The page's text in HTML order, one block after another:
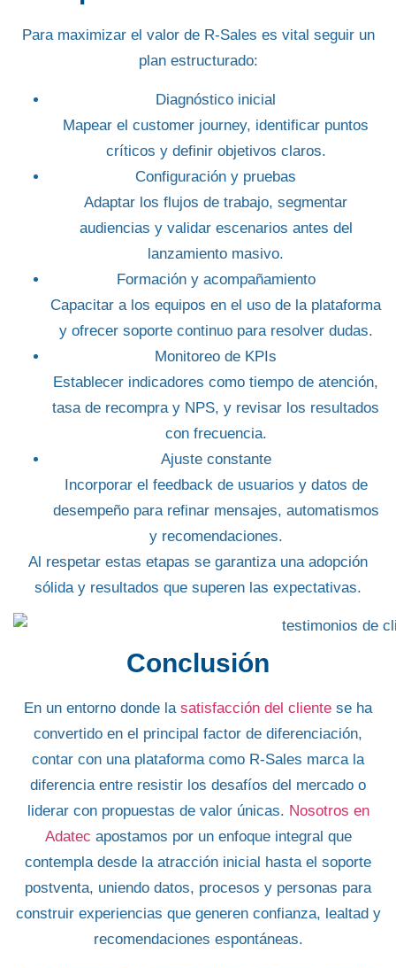
Para maximizar el valor de R-Sales es vital seguir un
plan estructurado:
Diagnóstico inicial
Mapear el customer journey, identificar puntos
críticos y definir objetivos claros.
Configuración y pruebas
Adaptar los flujos de trabajo, segmentar
audiencias y validar escenarios antes del
lanzamiento masivo.
Formación y acompañamiento
Capacitar a los equipos en el uso de la plataforma
y ofrecer soporte continuo para resolver dudas.
Monitoreo de KPIs
Establecer indicadores como tiempo de atención,
tasa de recompra y NPS, y revisar los resultados
con frecuencia.
Ajuste constante
Incorporar el feedback de usuarios y datos de
desempeño para refinar mensajes, automatismos
y recomendaciones.
Al respetar estas etapas se garantiza una adopción
sóliday resultados que superen las expectativas.
Conclusión
En un entorno donde la satisfacción del cliente se ha
convertido en el principal factor de diferenciación,
contar con una plataforma como R-Sales marca la
diferencia entre resistir los desafíos del mercado o
liderar con propuestas de valor únicas. Nosotros en
Adatec apostamos por un enfoque integral que
contempla desde la atracción inicial hasta el soporte
postventa, uniendo datos, procesos y personas para
construir experiencias que generen confianza, lealtad y
recomendaciones espontáneas.